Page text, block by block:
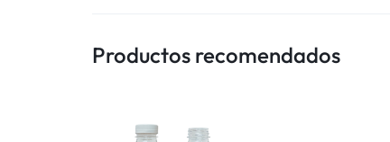
Productos recomendados